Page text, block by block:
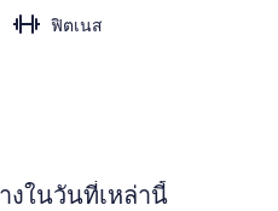
ฟิตเนส
งในวันที่เหล่านี้